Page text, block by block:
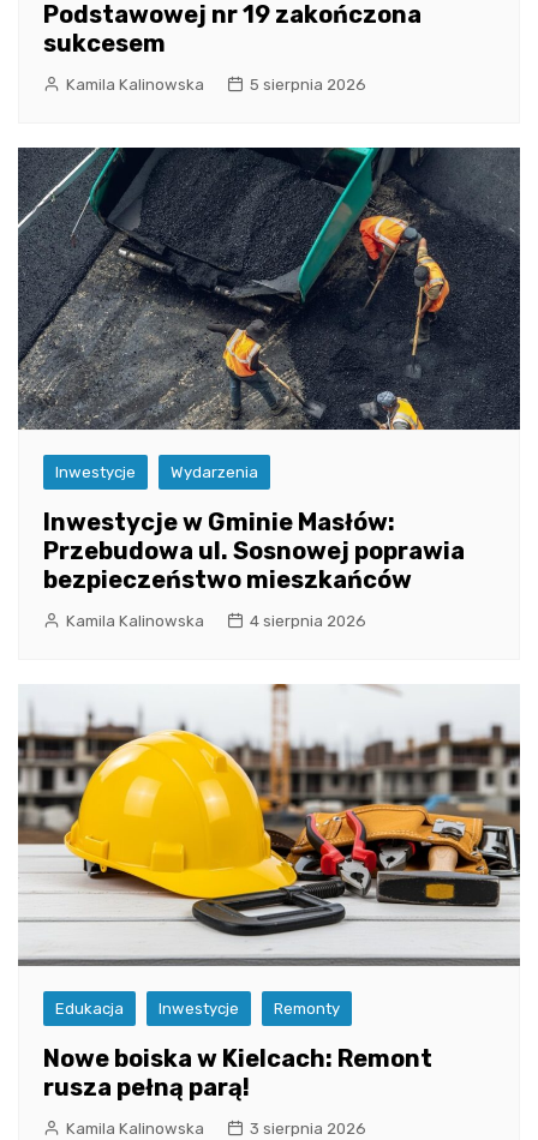
Podstawowej nr 19 zakończona
sukcesem
Kamila Kalinowska 5 sierpnia 2026
Inwestycje Wydarzenia
Inwestycje w Gminie Masłów:
Przebudowa ul. Sosnowej poprawia
bezpieczeństwo mieszkańców
Kamila Kalinowska 4 sierpnia 2026
Edukacja Inwestycje Remonty
Nowe boiska w Kielcach: Remont
rusza pełną parą!
Kamila Kalinowska 3 sierpnia 2026